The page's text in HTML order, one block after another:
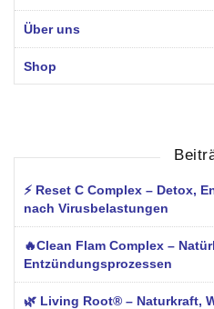
Über uns
Shop
⚡ Reset C Complex – Detox,
nach Virusbelastungen
🔥Clean Flam Complex –
Entzündungsprozessen
🌿 Living Root® – Naturkraft,